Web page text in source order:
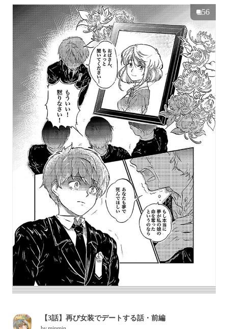
56
【3話】再び女装でデートする話・前編